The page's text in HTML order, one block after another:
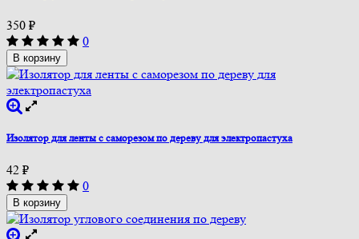
350 ₽
0
В корзину
Изолятор для ленты с саморезом по дереву для электропастуха
42 ₽
0
В корзину